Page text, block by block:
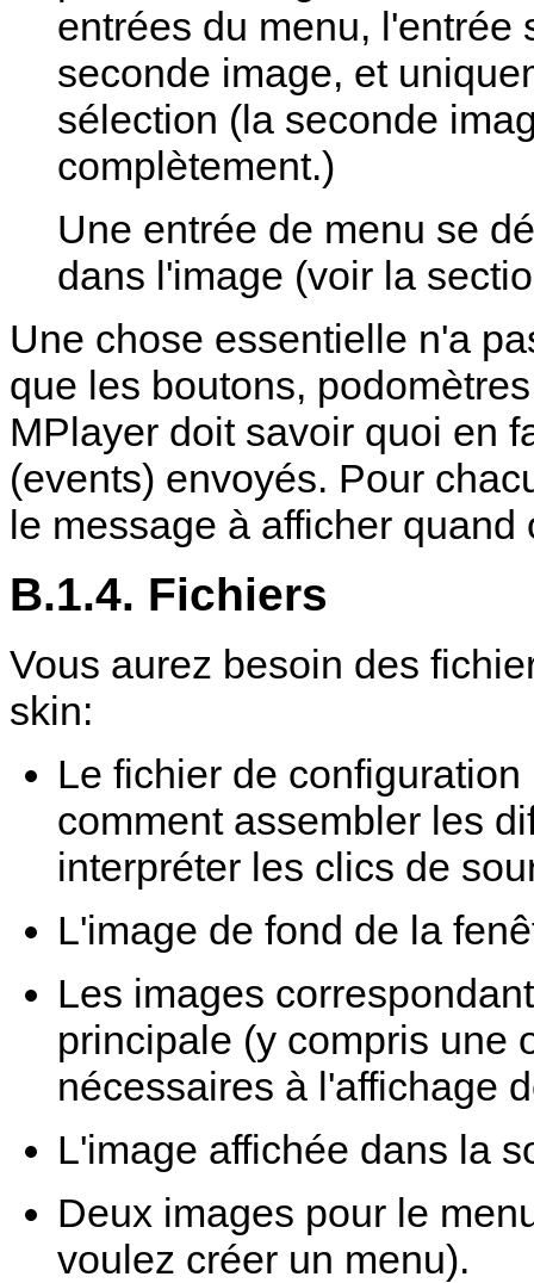
entrées du menu,
seconde image, et
sélection (la seconde
complètement.)
Une entrée de menu se
dans l'image (voir la
Une chose essentielle n'a
que les boutons,
MPlayer doit savoir quoi en
(events) envoyés. Pour
le message à afficher quand
B.1.4. Fichiers
Vous aurez besoin des
skin:
Le fichier de
comment assembler les
interpréter les clics de
L'image de fond de la
Les images
principale (y compris une
nécessaires à l'affichage
L'image affichée dans la
Deux images pour le
voulez créer un menu).